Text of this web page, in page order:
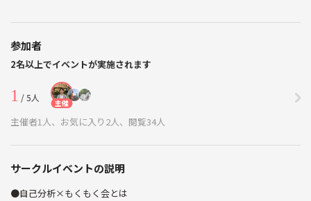
参加者
2名以上でイベントが実施されます
1 / 5人 主催
主催者1人、お気に入り2人、閲覧34人
サークルイベントの説明
●自己分析×もくもく会とは